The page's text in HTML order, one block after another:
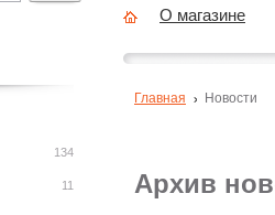
Архив
Главная Новости
134
11
О магазине